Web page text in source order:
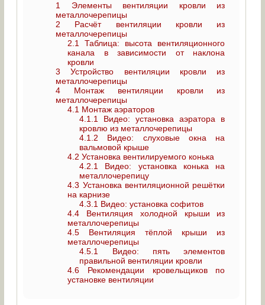
1
Элементы вентиляции кровли из
металлочерепицы
2 Расчёт вентиляции кровли из
металлочерепицы
2.1
Таблица: высота вентиляционного
канала в зависимости от наклона
кровли
3 Устройство вентиляции кровли из
металлочерепицы
4 Монтаж вентиляции кровли из
металлочерепицы
4.1 Монтаж аэраторов
4.1.1
Видео: установка аэратора в
кровлю из металлочерепицы
4.1.2 Видео: слуховые окна на
вальмовой крыше
4.2 Установка вентилируемого конька
4.2.1
Видео: установка конька на
металлочерепицу
4.3 Установка вентиляционной решётки
на карнизе
4.3.1 Видео: установка софитов
4.4 Вентиляция холодной крыши из
металлочерепицы
4.5 Вентиляция тёплой крыши из
металлочерепицы
4.5.1
Видео: пять элементов
правильной вентиляции кровли
4.6 Рекомендации кровельщиков по
установке вентиляции